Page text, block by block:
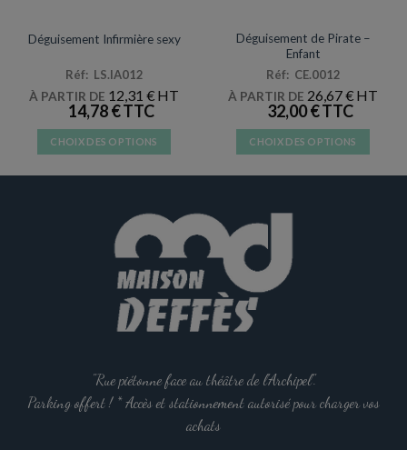
Déguisement Infirmière sexy
Réf: LS.IA012
À PARTIR DE 12,31 €
14,78€
CHOIX DES OPTIONS
plusieurs
variations.
Les
options
peuvent
être
choisies
la
page
du
Déguisement de Pirate –
Enfant
Réf: CE.0012
À PARTIR DE 26,67€
32,00€
CHOIX DES OPTIONS
la
du
"Rue piétonne face au théâtre de l'Archipel".
Parking offert ! * Accès et stationnement autorisé pour charger vos
achats